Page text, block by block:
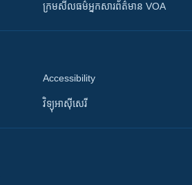
ក្រម​​​សីលធម៌​​​អ្នក​​​សារព័ត៌មាន VOA
Accessibility
វិទ្យុ​អាស៊ី​សេរី